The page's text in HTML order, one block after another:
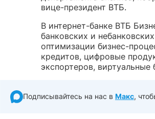
вице-президент ВТБ.
В интернет-банке ВТБ
банковских и
оптимизации бизнес-
кредитов, цифровые
экспортеров, виртуальные
Подписывайтесь на нас в Макс,